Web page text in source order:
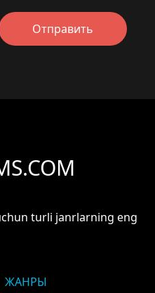
Отправить
turli janrlarning eng
ЖАНРЫ